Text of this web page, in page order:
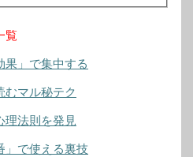
覧
果」で集中する
むマル秘テク
理法則を発見
」で使える裏技